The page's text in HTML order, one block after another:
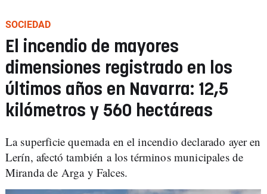
SOCIEDAD
El incendio de mayores
dimensiones registrado en los
últimos años en Navarra: 12,5
kilómetros y 560 hectáreas
La superficie quemada en el incendio declarado ayer en
Lerín, afectó también a los términos municipales de
Miranda de Arga y Falces.